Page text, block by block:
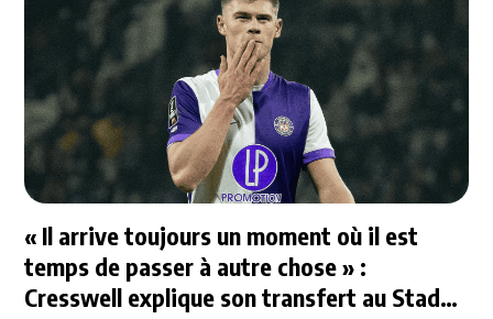
« Il arrive toujours un moment où il est
temps de passer à autre chose » :
Cresswell explique son transfert au Stade